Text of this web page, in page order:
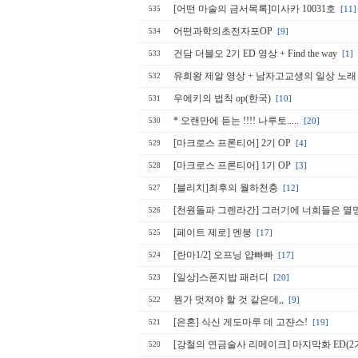
535 [어떤 마술의 금서목록]미사카 10031호 [11]
534 어떤과학의초전자포OP [9]
533 건담 더블오 2기 ED 영상 + Find the way [1]
532 유희왕 제알 영상 + 남자고교생의 일상 노래
531 우에키의 법칙 op(한국) [10]
530 * 오랜만에 듣는 !!!! 나루토..... [20]
529 [마크로스 프론티어] 2기 OP [4]
528 [마크로스 프론티어] 1기 OP [3]
527 [블리치]최후의 월하천충 [12]
526 [천원돌파 그렌라간] 그러기에 너희들은 멸
525 [페이트 제로] 멘붕 [17]
524 [란마1/2] 오프닝 얍빠빠 [17]
523 [일상]스폰지밥 패러디 [20]
522 뭔가 멋져야 할 것 같은데,, [9]
521 [은혼] 식신 게도마루 데 고쟌스! [19]
520 [강철의 연금술사 리메이크] 마지막화 ED(2